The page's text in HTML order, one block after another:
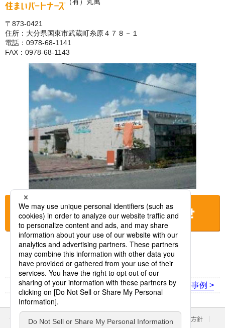
〒873-0421
住所：大分県国東市武蔵町糸原４７８－１
電話：0978-68-1141
FAX：0978-68-1143
お店に電話をする
< 前の事例 次の事例 >
サイトのご利用にあたって クッキーポリシー
個人情報保護方針